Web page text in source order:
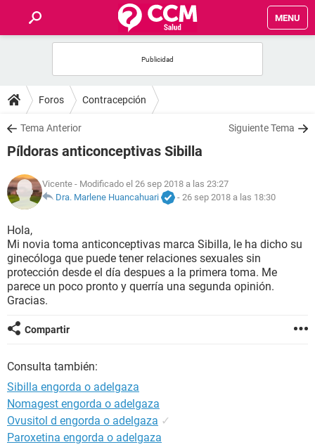
MENU
FOROS
SALUD
NUTRICIÓN
BIENESTAR
SEXUALIDAD
GLOSARIO
Foros Contracepción
Tema Anterior Siguiente Tema
Píldoras anticonceptivas Sibilla
Vicente - Modificado el 26 sep 2018 a las 23:27
Dra. Marlene Huancahuari
- 26 sep 2018 a las 18:30
Hola,
Mi novia toma anticonceptivas marca Sibilla, le ha dicho su
ginecóloga que puede tener relaciones sexuales sin
protección desde el día despues a la primera toma. Me
parece un poco pronto y querría una segunda opinión.
Gracias.
Compartir
Consulta también:
Sibilla engorda o adelgaza
Nomagest engorda o adelgaza
Ovusitol d engorda o adelgaza ✓
Paroxetina engorda o adelgaza